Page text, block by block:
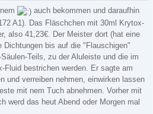
auch bekommen und daraufhin
A1). Das Fläschchen mit 30ml Krytox-
also 41,23€. Der Meister dort (hat eine
bis auf die "Flauschigen"
Teils, zu der Aluleiste und die im
bestrichen werden. Er sagte am
und verreiben nehmen, einwirken lassen
mit nem Tuch abnehmen. Vorher mit
werd das heut Abend oder Morgen mal